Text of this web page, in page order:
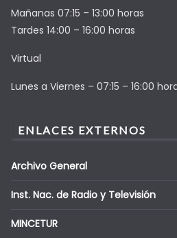
Mañanas 07:15 – 13:00 horas
Tardes 14:00 – 16:00 horas
Virtual
Lunes a Viernes – 07:15 – 16:00
ENLACES EXTERNOS
Archivo General
Inst. Nac. de Radio y Televisión
MINCETUR